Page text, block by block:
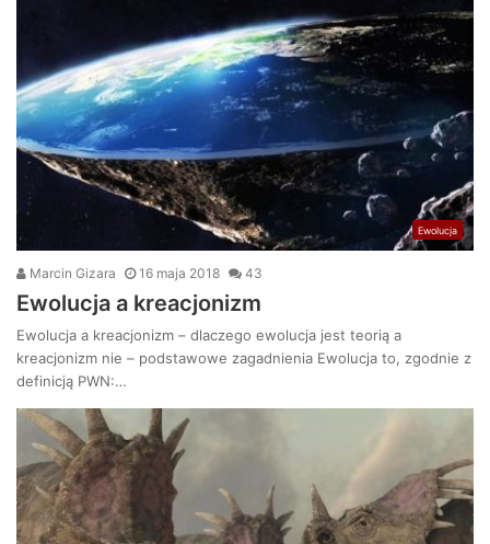
Ewolucja
Marcin Gizara 16 maja 2018 43
Ewolucja a kreacjonizm
Ewolucja a kreacjonizm – dlaczego ewolucja jest teorią a
kreacjonizm nie – podstawowe zagadnienia Ewolucja to, zgodnie z
definicją PWN:…